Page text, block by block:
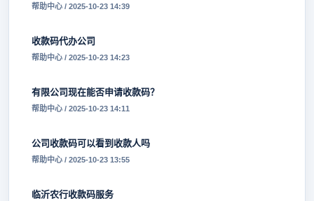
帮助中心 / 2025-10-23 14:39
收款码代办公司
帮助中心 / 2025-10-23 14:23
有限公司现在能否申请收款码？
帮助中心 / 2025-10-23 14:11
公司收款码可以看到收款人吗
帮助中心 / 2025-10-23 13:55
临沂农行收款码服务